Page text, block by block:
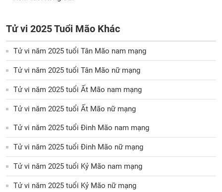
Tử vi 2025 Tuổi Mão Khác
Tử vi năm 2025 tuổi Tân Mão nam mạng
Tử vi năm 2025 tuổi Tân Mão nữ mạng
Tử vi năm 2025 tuổi Ất Mão nam mạng
Tử vi năm 2025 tuổi Ất Mão nữ mạng
Tử vi năm 2025 tuổi Đinh Mão nam mạng
Tử vi năm 2025 tuổi Đinh Mão nữ mạng
Tử vi năm 2025 tuổi Kỷ Mão nam mạng
Tử vi năm 2025 tuổi Kỷ Mão nữ mạng